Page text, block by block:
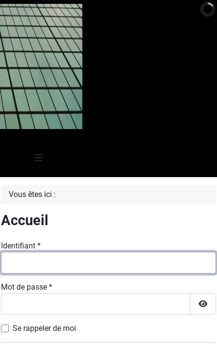
≡
Vous êtes ici :
Accueil
Identifiant *
Mot de passe *
Se rappeler de moi